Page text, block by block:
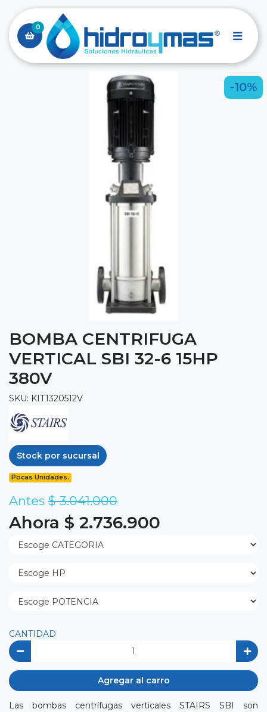
0
-10%
BOMBA CENTRIFUGA
VERTICAL SBI 32-6 15HP
380V
SKU: KIT1320512V
Stock por sucursal
Pocas Unidades.
Antes $ 3.041.000
Ahora $ 2.736.900
CANTIDAD
Agregar al carro
Las bombas centrífugas verticales STAIRS SBI son